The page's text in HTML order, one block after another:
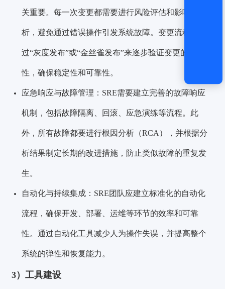
关重要。每一次变更都需要进行风险评估和影响分
析，避免通过错误操作引发系统故障。变更流程要通
过“灰度发布”或“金丝雀发布”来逐步验证变更的安全
性，确保稳定性和可靠性。
应急响应与故障管理：SRE需要建立完善的故障响应
机制，包括故障隔离、回滚、应急演练等流程。此
外，所有故障都要进行根因分析（RCA），并根据分
析结果制定长期的改进措施，防止类似故障的重复发
生。
自动化与持续集成：SRE团队应建立标准化的自动化
流程，确保开发、部署、运维等环节的效率和可靠
性。通过自动化工具减少人为操作失误，并提高整个
系统的弹性和恢复能力。
3）工具建设